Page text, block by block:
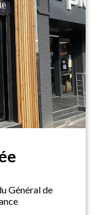
Général de